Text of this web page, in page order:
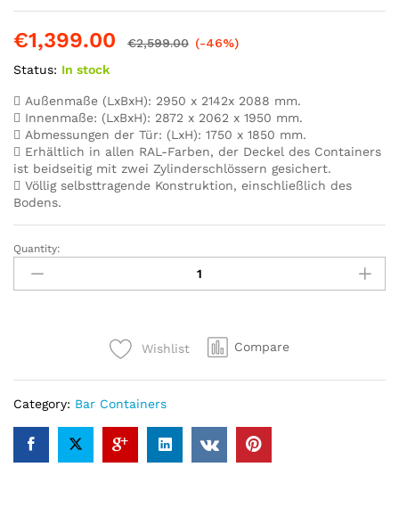
€1,399.00 €2,599.00 (-46%)
Status: In stock
Außenmaße (LxBxH): 2950 x 2142x 2088 mm.
Innenmaße: (LxBxH): 2872 x 2062 x 1950 mm.
Abmessungen der Tür: (LxH): 1750 x 1850 mm.
Erhältlich in allen RAL-Farben, der Deckel des Containers
ist beidseitig mit zwei Zylinderschlössern gesichert.
Völlig selbsttragende Konstruktion, einschließlich des
Bodens.
Bar
Container
3×2
Quantity:
Wishlist Compare
Category: Bar Containers